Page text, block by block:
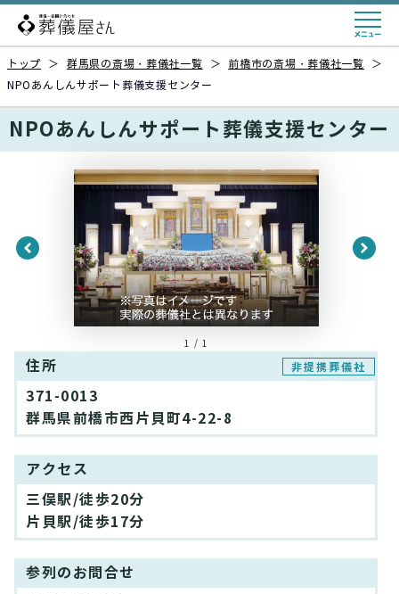
トップ ＞ 群馬県の斎場・葬儀社一覧 ＞ 前橋市の斎場・葬儀社一覧
＞
NPOあんしんサポート葬儀支援センター
NPOあんしんサポート葬儀支援センター
1 / 1
住所 非提携葬儀社
371-0013
群馬県前橋市西片貝町4-22-8
アクセス
三俣駅/徒歩20分
片貝駅/徒歩17分
参列のお問合せ